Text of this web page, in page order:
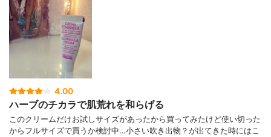
4.00
ハーブのチカラで肌荒れを和らげる
このクリームだけお試しサイズがあったから買ってみたけど使い切った
からフルサイズで買うか検討中…小さい吹き出物？が出てきた時にはこ